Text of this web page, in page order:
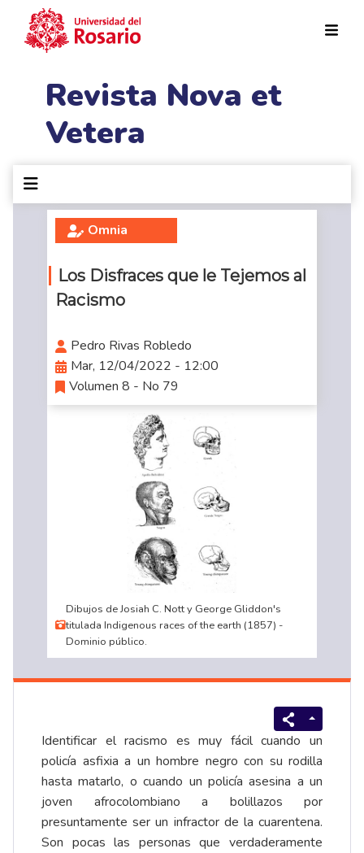
Revista Nova et
Vetera
Omnia
Los Disfraces que le Tejemos al
Racismo
Pedro Rivas Robledo
Mar, 12/04/2022 - 12:00
Volumen 8 - No 79
Dibujos de Josiah C. Nott y George Gliddon's
titulada Indigenous races of the earth (1857) -
Dominio público.
Identificar el racismo es muy fácil cuando un
policía asfixia a un hombre negro con su rodilla
hasta matarlo, o cuando un policía asesina a un
joven afrocolombiano a bolillazos por
presuntamente ser un infractor de la cuarentena.
Son pocas las personas que verdaderamente